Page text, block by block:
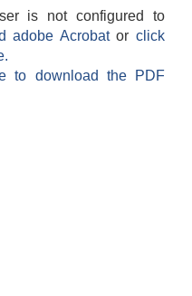
is not configured to
adobe Acrobatorclick
to download the PDF